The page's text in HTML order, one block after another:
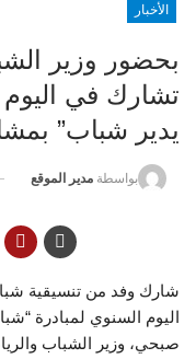
الأخبار
بحضور وزير
تشارك في
يدير شباب” بمشاركة 1500
بواسطة مدير الموقع
شارك وفد من تنسيقية
اليوم السنوي لمبادرة